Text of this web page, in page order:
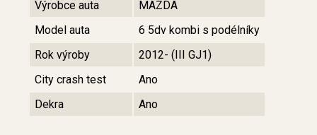
Výrobce auta
MAZDA
Model auta
6 5dv kombi s podélníky
Rok výroby
2012- (III GJ1)
City crash test
Ano
Dekra
Ano